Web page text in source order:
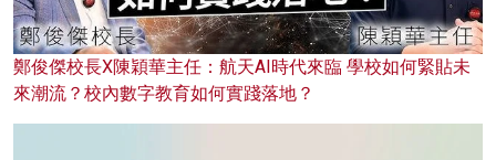
鄭俊傑校長X陳穎華主任：航天AI時代來臨 學校如何緊貼未
來潮流？校內數字教育如何實踐落地？